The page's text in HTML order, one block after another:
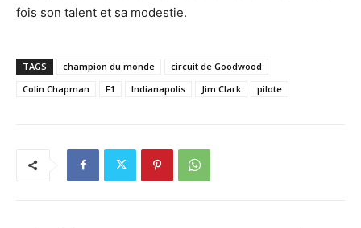
fois son talent et sa modestie.
TAGS champion du monde
circuit de Goodwood
Colin Chapman
F1 Indianapolis Jim Clark pilote